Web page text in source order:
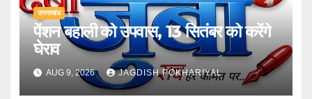
उत्तराखंड
पेंशन बहाली को उपवास, 13 सितंबर को करेंगे
घेराव
AUG 9, 2026 JAGDISH POKHARIYAL